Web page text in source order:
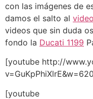
con las imágenes de
damos el salto al video
videos que sin duda
fondo la Ducati 1199
[youtube http://
[youtube